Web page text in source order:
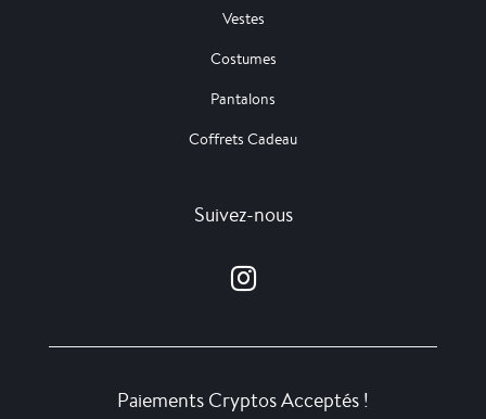
Vestes
Costumes
Pantalons
Coffrets Cadeau
Suivez-nous
Paiements Cryptos Acceptés !